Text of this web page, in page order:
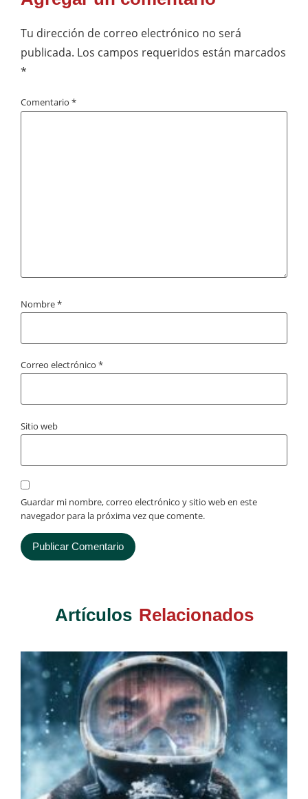
Tu dirección de correo electrónico no será
publicada. Los campos requeridos están marcados
*
Comentario *
Nombre*
Correo electrónico *
Sitio web
Guardar mi nombre, correo electrónico y sitio web en este
navegador para la próxima vez que comente.
Artículos Relacionados